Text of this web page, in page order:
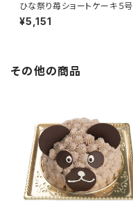
ひな祭り苺ショートケーキ５号
¥5,151
その他の商品